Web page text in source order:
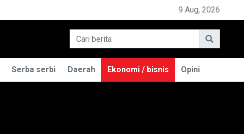
PEMILIK BASO ENGGAL MALANG
9 Aug, 2026
Serba serbi Daerah Ekonomi / bisnis Opini